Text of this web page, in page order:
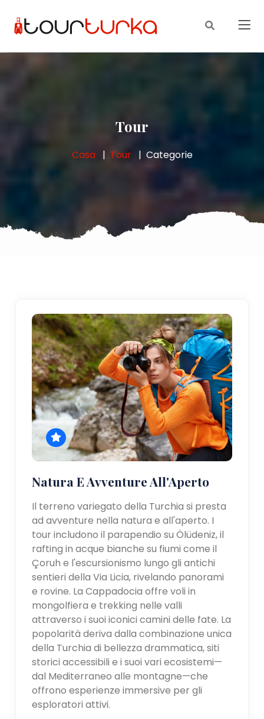
Tour
Casa Tour Categorie
Natura E Avventure All'Aperto
Il terreno variegato della Turchia si presta
ad avventure nella natura e all'aperto. I
tour includono il parapendio su Ölüdeniz, il
rafting in acque bianche su fiumi come il
Çoruh e l'escursionismo lungo gli antichi
sentieri della Via Licia, rivelando panorami
e rovine. La Cappadocia offre voli in
mongolfiera e trekking nelle valli
attraverso i suoi iconici camini delle fate. La
popolarità deriva dalla combinazione unica
della Turchia di bellezza drammatica, siti
storici accessibili e i suoi vari ecosistemi—
dal Mediterraneo alle montagne—che
offrono esperienze immersive per gli
esploratori attivi.